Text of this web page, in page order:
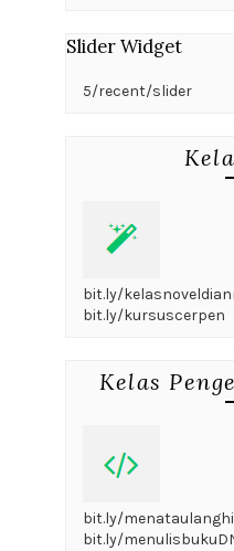
Slider Widget
5/recent/slider
bit.ly/
bit.ly/kursuscerpen
Kelas
bit.ly/
bit.ly/